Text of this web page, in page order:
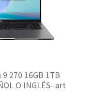
9 270 16GB 1TB
O INGLÉS- art